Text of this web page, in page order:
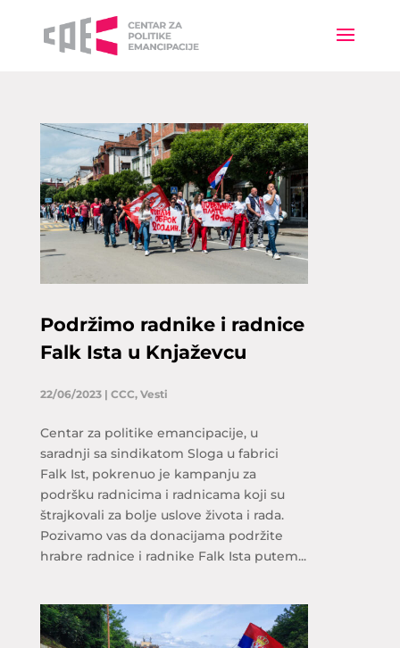
Podržimo radnike i radnice
Falk Ista u Knjaževcu
22/06/2023| CCC, Vesti
Centar za politike emancipacije, u
saradnji sa sindikatom Sloga u fabrici
Falk Ist, pokrenuo je kampanju za
podršku radnicima i radnicama koji su
štrajkovali za bolje uslove života i rada.
Pozivamo vas da donacijama podržite
hrabre radnice i radnike Falk Ista putem...